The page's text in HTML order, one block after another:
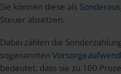
Sie können diese als
Steuer absetzen.
Dabei zählen die
sogenannten
bedeutet, dass sie zu 100